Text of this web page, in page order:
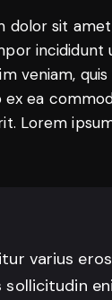
dolor sit
incididunt
veniam,
ex ea
Lorem
varius
sollicitudin